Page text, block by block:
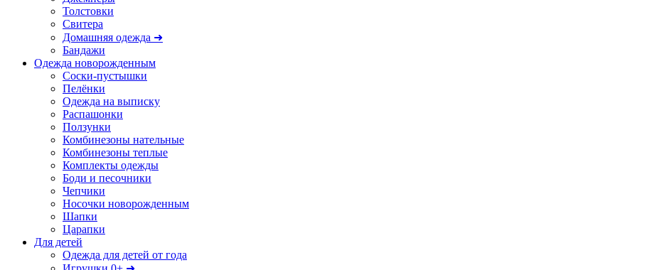
Толстовки
Свитера
Домашняя одежда ➜
Бандажи
Одежда новорожденным
Соски-пустышки
Пелёнки
Одежда на выписку
Распашонки
Ползунки
Комбинезоны нательные
Комбинезоны теплые
Комплекты одежды
Боди и песочники
Чепчики
Носочки новорожденным
Шапки
Царапки
Для детей
Одежда для детей от года